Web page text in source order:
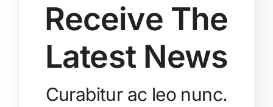
Receive The
Latest News
Curabitur ac leo nunc.